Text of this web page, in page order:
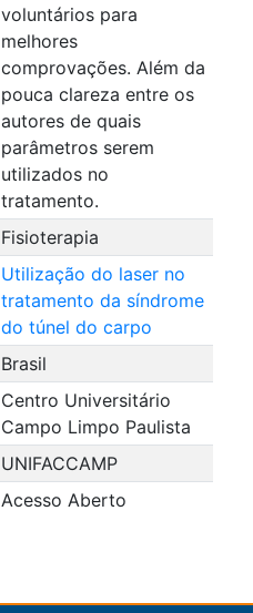
voluntários para
melhores
comprovações. Além da
pouca clareza entre os
autores de quais
parâmetros serem
utilizados no
tratamento.
Fisioterapia
Utilização do laser no
tratamento da síndrome
do túnel do carpo
Brasil
Centro Universitário
Campo Limpo Paulista
UNIFACCAMP
Acesso Aberto